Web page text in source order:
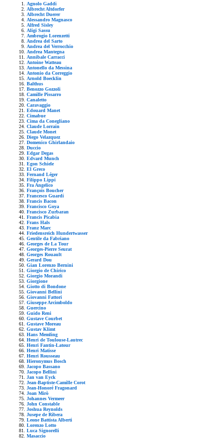
Agnolo Gaddi
Albrecht Altdorfer
Albrecht Duerer
Alessandro Magnasco
Alfred Sisley
Aligi Sassu
Ambrogio Lorenzetti
Andrea del Sarto
Andrea del Verrocchio
Andrea Mantegna
Annibale Carracci
Antoine Watteau
Antonello da Messina
Antonio da Correggio
Arnold Boecklin
Balthus
Benozzo Gozzoli
Camille Pissarro
Canaletto
Caravaggio
Edouard Manet
Cimabue
Cima da Conegliano
Claude Lorrain
Claude Monet
Diego Velazquez
Domenico Ghirlandaio
Duccio
Edgar Degas
Edvard Munch
Egon Schiele
El Greco
Fernand Léger
Filippo Lippi
Fra Angelico
François Boucher
Francesco Guardi
Francis Bacon
Francisco Goya
Francisco Zurbaran
Francis Picabia
Frans Hals
Franz Marc
Friedensreich Hundertwasser
Gentile da Fabriano
Georges de La Tour
Georges-Pierre Seurat
Georges Rouault
Gerard Dou
Gian Lorenzo Bernini
Giorgio de Chirico
Giorgio Morandi
Giorgione
Giotto di Bondone
Giovanni Bellini
Giovanni Fattori
Giuseppe Arcimboldo
Guercino
Guido Reni
Gustave Courbet
Gustave Moreau
Gustav Klimt
Hans Memling
Henri de Toulouse-Lautrec
Henri Fantin-Latour
Henri Matisse
Henri Rousseau
Hieronymus Bosch
Jacopo Bassano
Jacopo Bellini
Jan van Eyck
Jean-Baptiste-Camille Corot
Jean-Honoré Fragonard
Joan Mirò
Johannes Vermeer
John Constable
Joshua Reynolds
Jusepe de Ribera
Leone Battista Alberti
Lorenzo Lotto
Luca Signorelli
Masaccio